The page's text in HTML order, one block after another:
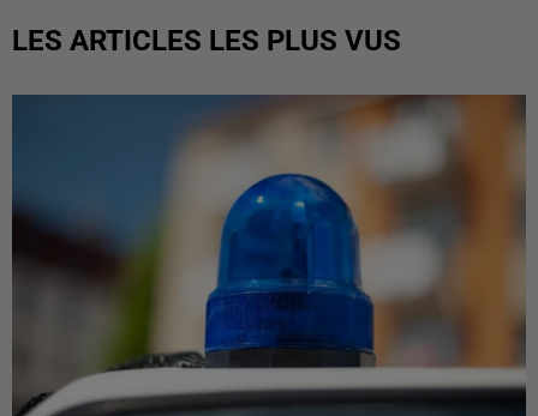
LES ARTICLES LES PLUS VUS